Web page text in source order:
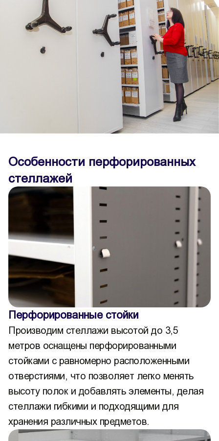
Особенности перфорированных
стеллажей
Перфорированные стойки
Производим стеллажи высотой до 3,5
метров оснащены перфорированными
стойками с равномерно расположенными
отверстиями, что позволяет легко менять
высоту полок и добавлять элементы, делая
стеллажи гибкими и подходящими для
хранения различных предметов.